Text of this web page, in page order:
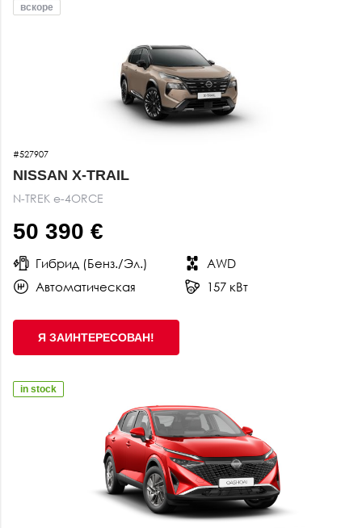
вскоре
#527907
NISSAN X-TRAIL
N-TREK e-4ORCE
50 390 €
Гибрид (Бенз./Эл.)
AWD
Автоматическая
157 кВт
Я ЗАИНТЕРЕСОВАН!
in stock